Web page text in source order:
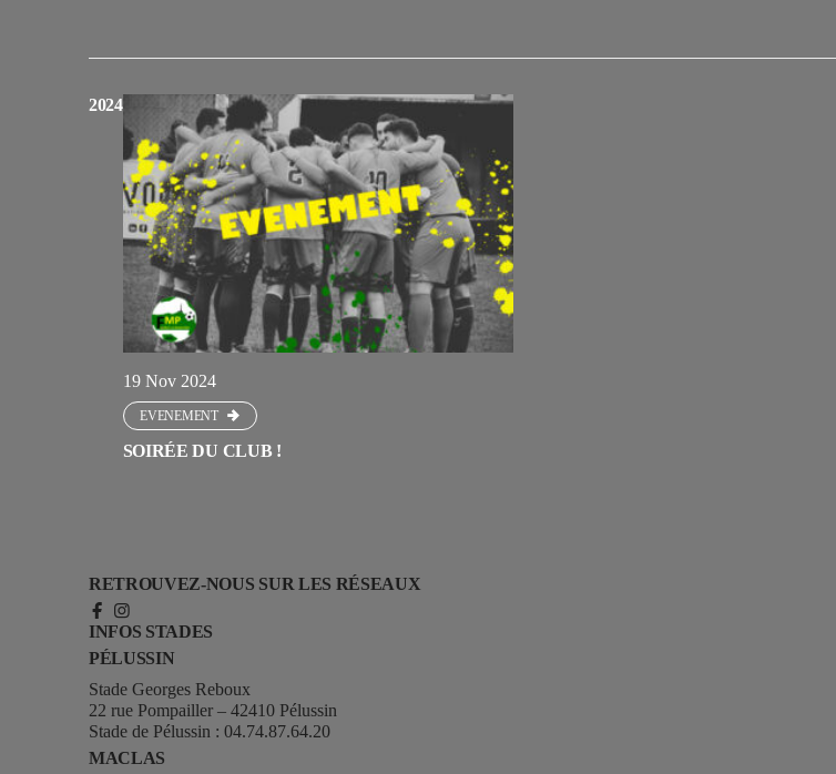
2024
19 Nov 2024
EVENEMENT
SOIRÉE DU CLUB !
RETROUVEZ-NOUS SUR LES RÉSEAUX
INFOS STADES
PÉLUSSIN
Stade Georges Reboux
22 rue Pompailler – 42410 Pélussin
Stade de Pélussin : 04.74.87.64.20
MACLAS